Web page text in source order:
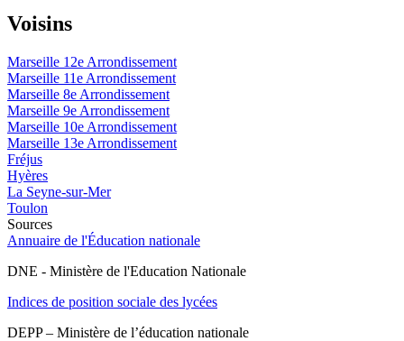
Voisins
Marseille 12e Arrondissement
Marseille 11e Arrondissement
Marseille 8e Arrondissement
Marseille 9e Arrondissement
Marseille 10e Arrondissement
Marseille 13e Arrondissement
Fréjus
Hyères
La Seyne-sur-Mer
Toulon
Sources
Annuaire de l'Éducation nationale
DNE - Ministère de l'Education Nationale
Indices de position sociale des lycées
DEPP – Ministère de l’éducation nationale